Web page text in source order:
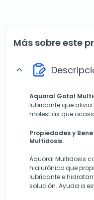
Más sobre este
expand_more
Aquoral Gotal
lubricante que
molestias que
Propiedades y
Multidosis.
Aquoral Multidosis
hialurónico que
lubricante e
solución. Ayuda a